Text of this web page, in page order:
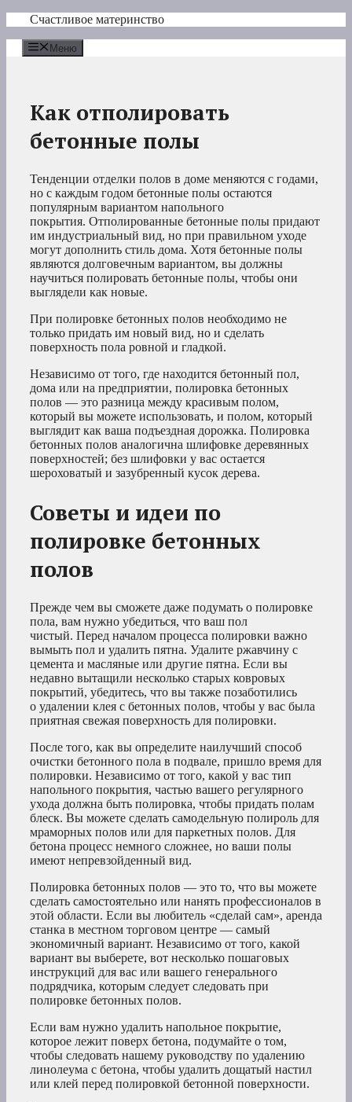
Перейти
содержимому
Счастливое материнство
Меню
Как отполировать
бетонные полы
Тенденции отделки полов в доме меняются с годами,
но с каждым годом бетонные полы остаются
популярным вариантом напольного
покрытия. Отполированные бетонные полы придают
им индустриальный вид, но при правильном уходе
могут дополнить стиль дома. Хотя бетонные полы
являются долговечным вариантом, вы должны
научиться полировать бетонные полы, чтобы они
выглядели как новые.
При полировке бетонных полов необходимо не
только придать им новый вид, но и сделать
поверхность пола ровной и гладкой.
Независимо от того, где находится бетонный пол,
дома или на предприятии, полировка бетонных
полов — это разница между красивым полом,
который вы можете использовать, и полом, который
выглядит как ваша подъездная дорожка. Полировка
бетонных полов аналогична шлифовке деревянных
поверхностей; без шлифовки у вас остается
шероховатый и зазубренный кусок дерева.
Советы и идеи по
полировке бетонных
полов
Прежде чем вы сможете даже подумать о полировке
пола, вам нужно убедиться, что ваш пол
чистый. Перед началом процесса полировки важно
вымыть пол и удалить пятна. Удалите ржавчину с
цемента и масляные или другие пятна. Если вы
недавно вытащили несколько старых ковровых
покрытий, убедитесь, что вы также позаботились
о удалении клея с бетонных полов, чтобы у вас была
приятная свежая поверхность для полировки.
После того, как вы определите наилучший способ
очистки бетонного пола в подвале, пришло время для
полировки. Независимо от того, какой у вас тип
напольного покрытия, частью вашего регулярного
ухода должна быть полировка, чтобы придать полам
блеск. Вы можете сделать самодельную полироль для
мраморных полов или для паркетных полов. Для
бетона процесс немного сложнее, но ваши полы
имеют непревзойденный вид.
Полировка бетонных полов — это то, что вы можете
сделать самостоятельно или нанять профессионалов в
этой области. Если вы любитель «сделай сам», аренда
станка в местном торговом центре — самый
экономичный вариант. Независимо от того, какой
вариант вы выберете, вот несколько пошаговых
инструкций для вас или вашего генерального
подрядчика, которым следует следовать при
полировке бетонных полов.
Если вам нужно удалить напольное покрытие,
которое лежит поверх бетона, подумайте о том,
чтобы следовать нашему руководству по удалению
линолеума с бетона, чтобы удалить дощатый настил
или клей перед полировкой бетонной поверхности.